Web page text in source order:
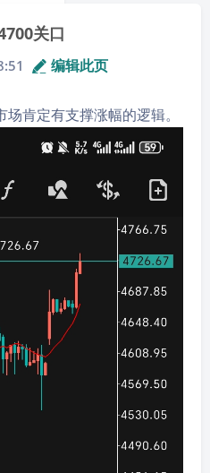
选相册里面，然后粘贴媒
接上传到图片当中来了，
把文字能够记录好，就能
是在说什么呀？乱七八糟
关口
编辑此页
肯定有支撑涨幅的逻辑。